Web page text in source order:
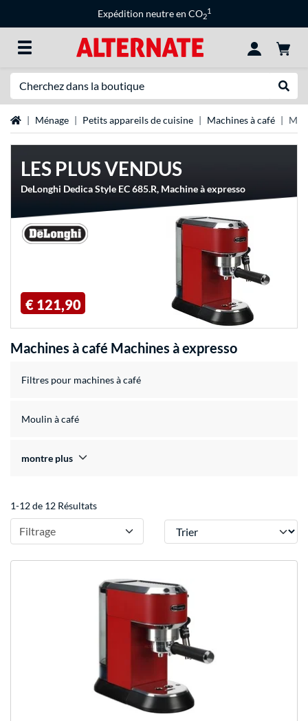
Expédition neutre en CO2
1
Page d'accueil
Ménage Petits appareils de cuisine Machines à café
LES PLUS VENDUS
DeLonghi Dedica Style EC 685.R, Machine à expresso
€ 121,90
Machines à café Machines à expresso
Filtres pour machines à café
Moulin à café
montre plus
1-12 de 12 Résultats
Filtrage Trier